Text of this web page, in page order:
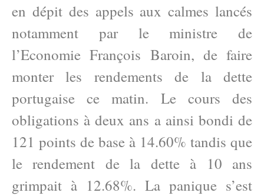
en dépit des appels aux calmes lancés
notamment par le ministre de
l’Economie François Baroin, de faire
monter les rendements de la dette
portugaise ce matin. Le cours des
obligations à deux ans a ainsi bondi de
121 points de base à 14.60% tandis que
le rendement de la dette à 10 ans
grimpait à 12.68%. La panique s’est